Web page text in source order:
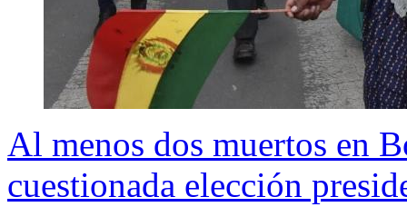
Al menos dos muertos en
cuestionada elección